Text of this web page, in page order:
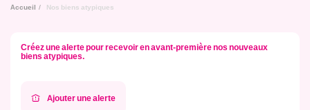
Accueil Nos biens atypiques
Créez une alerte pour recevoir en avant-première nos nouveaux
biens atypiques.
Ajouter une alerte